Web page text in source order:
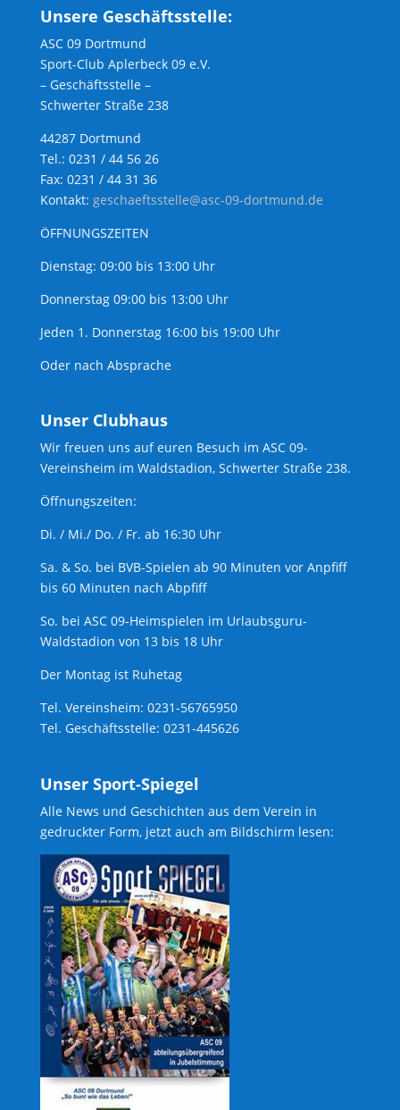
Unsere Geschäftsstelle:
ASC 09 Dortmund
Sport-Club Aplerbeck 09 e.V.
– Geschäftsstelle –
Schwerter Straße 238
44287 Dortmund
Tel.: 0231 / 44 56 26
Fax: 0231 / 44 31 36
Kontakt: geschaeftsstelle@asc-09-dortmund.de
ÖFFNUNGSZEITEN
Dienstag: 09:00 bis 13:00 Uhr
Donnerstag 09:00 bis 13:00 Uhr
Jeden 1. Donnerstag 16:00 bis 19:00 Uhr
Oder nach Absprache
Unser Clubhaus
Wir freuen uns auf euren Besuch im ASC 09-
Vereinsheim im Waldstadion, Schwerter Straße 238.
Öffnungszeiten:
Di. / Mi./ Do. / Fr. ab 16:30 Uhr
Sa. & So. bei BVB-Spielen ab 90 Minuten vor Anpfiff
bis 60 Minuten nach Abpfiff
So. bei ASC 09-Heimspielen im Urlaubsguru-
Waldstadion von 13 bis 18 Uhr
Der Montag ist Ruhetag
Tel. Vereinsheim: 0231-56765950
Tel. Geschäftsstelle: 0231-445626
Unser Sport-Spiegel
Alle News und Geschichten aus dem Verein in
gedruckter Form, jetzt auch am Bildschirm lesen: